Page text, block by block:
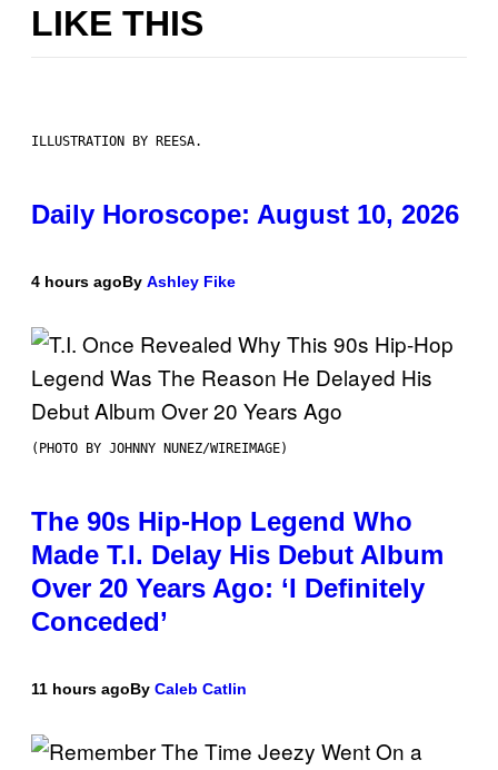
LIKE THIS
ILLUSTRATION BY REESA.
Daily Horoscope: August 10, 2026
4 hours agoBy Ashley Fike
(PHOTO BY JOHNNY NUNEZ/WIREIMAGE)
The 90s Hip-Hop Legend Who
Made T.I. Delay His Debut Album
Over 20 Years Ago: ‘I Definitely
Conceded’
11 hours agoBy Caleb Catlin